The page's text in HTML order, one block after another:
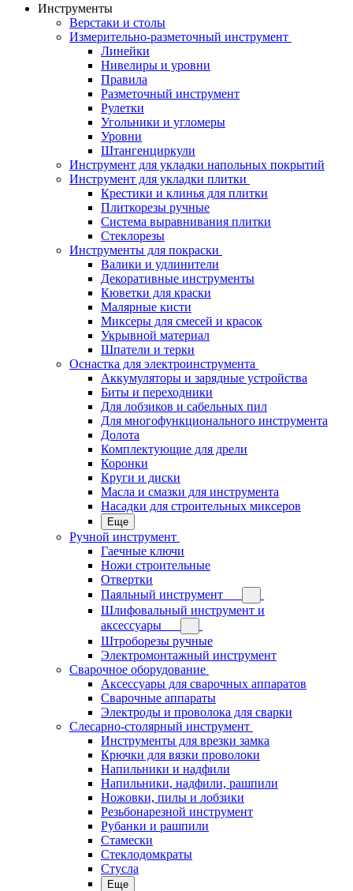
Инструменты
Верстаки и столы
Измерительно-разметочный инструмент
Линейки
Нивелиры и уровни
Правила
Разметочный инструмент
Рулетки
Угольники и угломеры
Уровни
Штангенциркули
Инструмент для укладки напольных покрытий
Инструмент для укладки плитки
Крестики и клинья для плитки
Плиткорезы ручные
Система выравнивания плитки
Стеклорезы
Инструменты для покраски
Валики и удлинители
Декоративные инструменты
Кюветки для краски
Малярные кисти
Миксеры для смесей и красок
Укрывной материал
Шпатели и терки
Оснастка для электроинструмента
Аккумуляторы и зарядные устройства
Биты и переходники
Для лобзиков и сабельных пил
Для многофункционального инструмента
Долота
Комплектующие для дрели
Коронки
Круги и диски
Масла и смазки для инструмента
Насадки для строительных миксеров
Еще
Ручной инструмент
Гаечные ключи
Ножи строительные
Отвертки
Паяльный инструмент
Шлифовальный инструмент и
аксессуары
Штроборезы ручные
Электромонтажный инструмент
Сварочное оборудование
Аксессуары для сварочных аппаратов
Сварочные аппараты
Электроды и проволока для сварки
Слесарно-столярный инструмент
Инструменты для врезки замка
Крючки для вязки проволоки
Напильники и надфили
Напильники, надфили, рашпили
Ножовки, пилы и лобзики
Резьбонарезной инструмент
Рубанки и рашпили
Стамески
Стеклодомкраты
Стусла
Еще